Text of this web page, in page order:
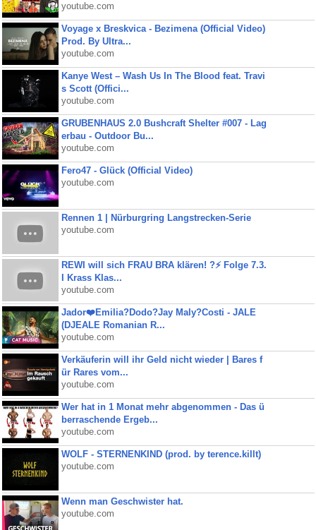
youtube.com
Voyage x Breskvica - Bezimena (Official Video)
Prod. By Ultra...
youtube.com
Kanye West – Wash Us In The Blood feat. Travi
s Scott (Offici...
youtube.com
GRUBENHAUS 2.0 Bushcraft Shelter #007 - Lag
erbau - Outdoor Bu...
youtube.com
Fero47 - Glück (Official Video)
youtube.com
Rennen 1 | Nürburgring Langstrecken-Serie
youtube.com
REWI will sich FRAU BRA klären! ?⚡️ Folge 7.3.
I Krass Klas...
youtube.com
Jador❤️Emilia?Dodo?Jay Maly?Costi - JALE
(DJEALE Romanian R...
youtube.com
Verkäuferin will ihr Geld nicht wieder | Bares f
ür Rares vom...
youtube.com
Wer hat in 1 Monat mehr abgenommen - Das ü
berraschende Ergeb...
youtube.com
WOLF - STERNENKIND (prod. by terence.killt)
youtube.com
Wenn man Geschwister hat.
youtube.com